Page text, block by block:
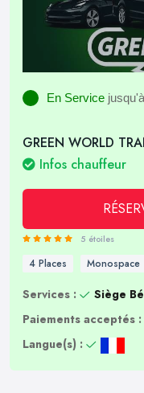
En Service
GREEN WORLD
Infos chauffeur
5 étoiles
4 Places Monospace
Services : Siège
Paiements acceptés :
Langue(s) :